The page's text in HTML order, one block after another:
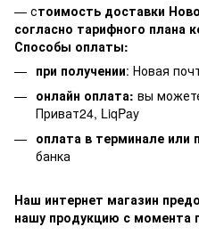
— стоимость доставки
согласно тарифного плана
Способы оплаты:
при получении: Новая
онлайн оплата: вы
Приват24, LiqPay
оплата в терминале или
банка
Наш интернет магазин
нашу продукцию с момента